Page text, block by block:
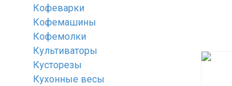
Кофеварки
Кофемашины
Кофемолки
Культиваторы
Кусторезы
Кухонные весы